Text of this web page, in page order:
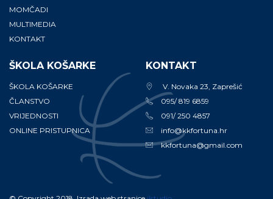
MOMČADI
MULTIMEDIA
KONTAKT
ŠKOLA KOŠARKE
ŠKOLA KOŠARKE
ČLANSTVO
VRIJEDNOSTI
ONLINE PRISTUPNICA
KONTAKT
V. Novaka 23, Zaprešić
095/ 819 6859
091/ 250 4857
info@kkfortuna.hr
kkfortuna@gmail.com